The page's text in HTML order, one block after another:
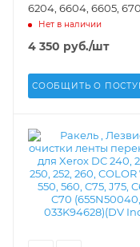
6204, 6604, 6605,
Wide Format (DV Inc.)
033K94740
Нет в наличии
4 350 руб./шт
СООБЩИТЬ О